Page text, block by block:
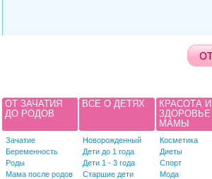
ОТ ЗАЧАТИЯ
ДО РОДОВ
Зачатие
Беременность
Роды
Мама после родов
ВСЕ О ДЕТЯХ
Новорожденный
Дети до 1 года
Дети 1 - 3 года
Старшие дети
КРАСОТА И
ЗДОРОВЬЕ
МАМЫ
Косметика
Диеты
Спорт
Мода